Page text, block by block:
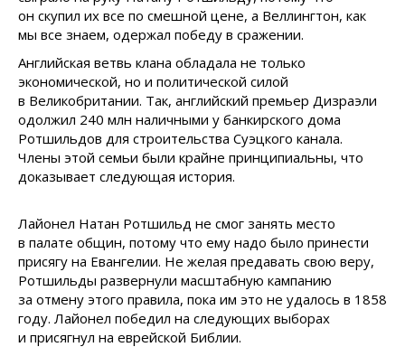
он скупил их все по смешной цене, а Веллингтон, как
мы все знаем, одержал победу в сражении.
Английская ветвь клана обладала не только
экономической, но и политической силой
в Великобритании. Так, английский премьер Дизраэли
одолжил 240 млн наличными у банкирского дома
Ротшильдов для строительства Суэцкого канала.
Члены этой семьи были крайне принципиальны, что
доказывает следующая история.
Лайонел Натан Ротшильд не смог занять место
в палате общин, потому что ему надо было принести
присягу на Евангелии. Не желая предавать свою веру,
Ротшильды развернули масштабную кампанию
за отмену этого правила, пока им это не удалось в 1858
году. Лайонел победил на следующих выборах
и присягнул на еврейской Библии.